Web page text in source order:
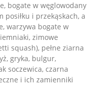
bogate w węglowodany
i przekąskach, a
warzywa bogate w
zimowe
squash), pełne ziarna
gryka, bulgur,
soczewica, czarna
i ich zamienniki